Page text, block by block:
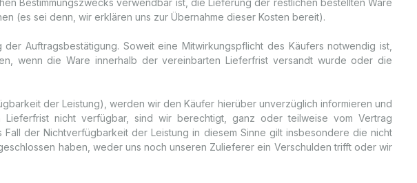
Bestimmungszwecks verwendbar ist, die Lieferung der restlichen bestellten Ware
(es sei denn, wir erklären uns zur Übernahme dieser Kosten bereit).
Auftragsbestätigung. Soweit eine Mitwirkungspflicht des Käufers notwendig ist,
wenn die Ware innerhalb der vereinbarten Lieferfrist versandt wurde oder die
der Leistung), werden wir den Käufer hierüber unverzüglich informieren und
nicht verfügbar, sind wir berechtigt, ganz oder teilweise vom Vertrag
der Nichtverfügbarkeit der Leistung in diesem Sinne gilt insbesondere die nicht
haben, weder uns noch unseren Zulieferer ein Verschulden trifft oder wir